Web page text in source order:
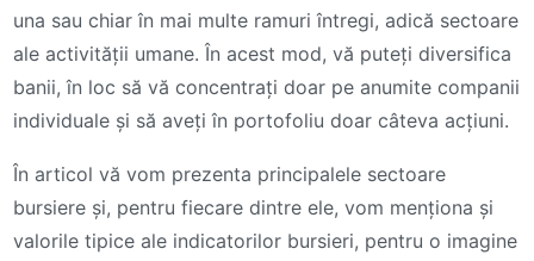
una sau chiar în mai multe ramuri întregi, adică sectoare
ale activității umane. În acest mod, vă puteți diversifica
banii, în loc să vă concentrați doar pe anumite companii
individuale și să aveți în portofoliu doar câteva acțiuni.
În articol vă vom prezenta principalele sectoare
bursiere și, pentru fiecare dintre ele, vom menționa și
valorile tipice ale indicatorilor bursieri, pentru o imagine